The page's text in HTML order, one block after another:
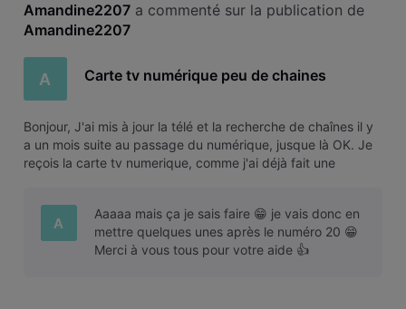
Amandine2207 a commenté sur la publication de
Amandine2207
A Carte tv numérique peu de chaines
Bonjour, J'ai mis à jour la télé et la recherche de chaînes il y
a un mois suite au passage du numérique, jusque là OK. Je
reçois la carte tv numerique, comme j'ai déjà fait une
40 a 5
A
Aaaaa mais ça je sais faire 😁 je vais donc en
mettre quelques unes après le numéro 20 😁
Merci à vous tous pour votre aide 👍